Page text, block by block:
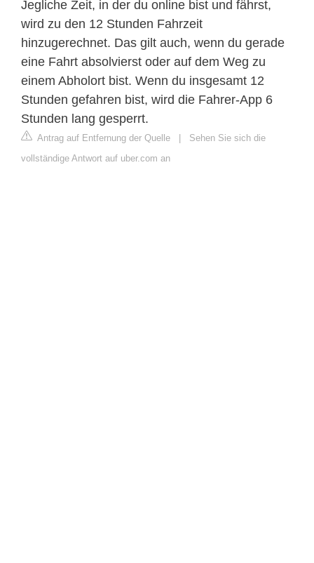
Jegliche Zeit, in der du online bist und fährst,
wird zu den 12 Stunden Fahrzeit
hinzugerechnet. Das gilt auch, wenn du gerade
eine Fahrt absolvierst oder auf dem Weg zu
einem Abholort bist. Wenn du insgesamt 12
Stunden gefahren bist, wird die Fahrer-App 6
Stunden lang gesperrt.
Antrag auf Entfernung der Quelle | Sehen Sie sich die
vollständige Antwort auf uber.com an